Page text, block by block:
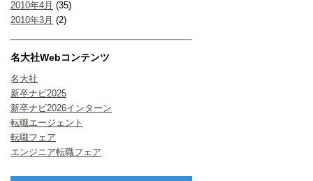
2010年4月 (35)
2010年3月 (2)
名大社Webコンテンツ
名大社
新卒ナビ2025
新卒ナビ2026インターン
転職エージェント
転職フェア
エンジニア転職フェア